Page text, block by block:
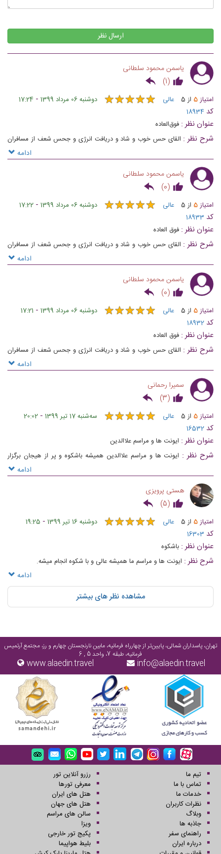
ارسال نظر
یاسمن محمود سلطانی
(
1
)
امتیاز5 از 5 عالی ★★★★★
★★★★★ دوشنبه 06 مرداد 1399 -
17:24
کد 18934
عنوان نظر : فوق‌العاده
شرح نظر : القای حس خوب و شاد و دریافت انرژی و جحس شعف از مسافران
ادامه
یاسمن محمود سلطانی
(
0
)
امتیاز5 از 5 عالی ★★★★★
★★★★★ دوشنبه 06 مرداد 1399 -
17:22
کد 18933
عنوان نظر : فوق العاده
شرح نظر : القای حس خوب و شاد و دریافت انرژی و جحس شعف از مسافران
ادامه
یاسمن محمود سلطانی
(
0
)
امتیاز5 از 5 عالی ★★★★★
★★★★★ دوشنبه 06 مرداد 1399 -
17:21
کد 18932
عنوان نظر : فوق العاده
شرح نظر : القای حس خوب و شاد و دریافت انرژی و جحس شعف از مسافران
ادامه
سمیرا رحمانی
(
3
)
امتیاز5 از 5 عالی ★★★★★
★★★★★ ﺳﻪشنبه 17 تیر 1399 -
20:02
کد 16532
عنوان نظر : ایونت ها و مراسم علاالدین
شرح نظر : ایونت ها و مراسم علاالدین همیشه باشکوه و پر از هیجان برگزار
ادامه
هستی پرویزی
(
5
)
امتیاز5 از 5 عالی ★★★★★
★★★★★ دوشنبه 16 تیر 1399 -
19:25
کد 16303
عنوان نظر : باشکوه
شرح نظر : ایونت ها و مراسم ما همیشه عالی و با شکوه انجام میشه.
ادامه
مشاهده نظر های بیشتر
تهران، پاسداران شمالی، پایین‌تر از چهارراه فرمانیه، مابین نارنجستان چهارم و رز، مجتمع آرتمیس
فرمانیه، طبقه 7، واحد 5 , 6
info@alaedin.travel
www.alaedin.travel
تیم ما
تماس با ما
خدمات ما
نظرات کاربران
وبلاگ
جاذبه ها
راهنمای سفر
درباره ایران
رزرو آنلاین تور
معرفی تورها
هتل های ایران
هتل های جهان
سالن های مراسم
ویزا
پکیج تور خارجی
بلیط هواپیما